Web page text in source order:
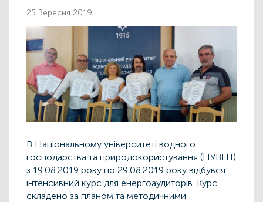
25 Вересня 2019
В Національному університеті водного
господарства та природокористування (НУВГП)
з 19.08.2019 року по 29.08.2019 року відбувся
інтенсивний курс для енергоаудиторів. Курс
складено за планом та методичними